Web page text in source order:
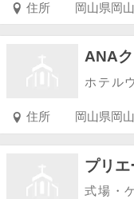
住所
岡山県岡
ANA
ホテル
住所 岡山県岡
プリエ
式場・